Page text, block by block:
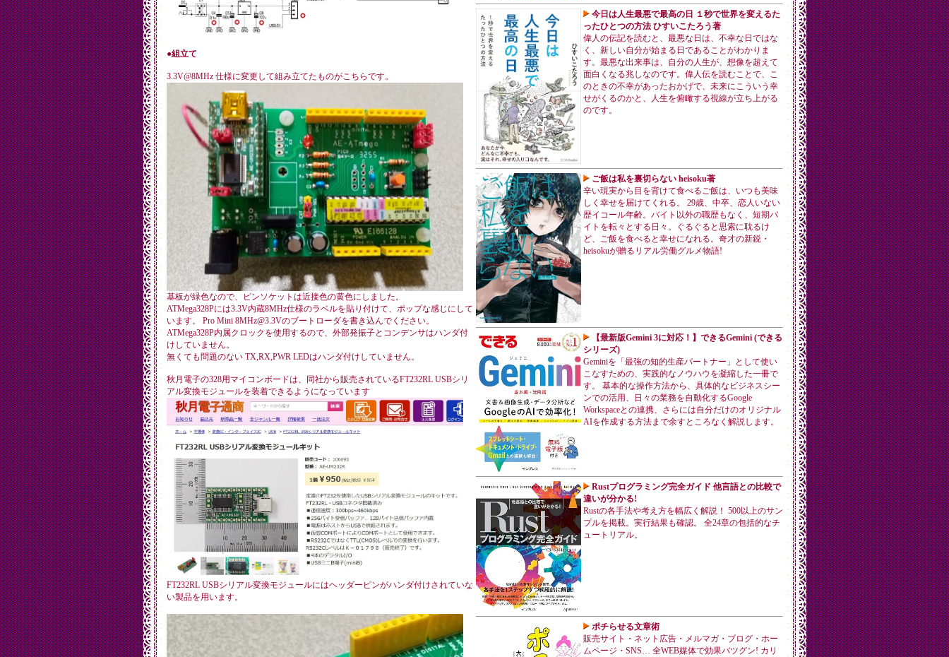
●組立て
3.3V@8MHz 仕様に変更して組み立てたものがこちらです。
基板が緑色なので、ピンソケットは近接色の黄色にしました。
ATMega328Pには3.3V内蔵8MHz仕様のラベルを貼り付けて、ポップな感じにして
います。 Pro Mini 8MHz@3.3Vのブートローダを書き込んでください。
ATMega328P内属クロックを使用するので、外部発振子とコンデンサはハンダ付
けしていません。
無くても問題のない TX,RX,PWR LEDはハンダ付けしていません。
秋月電子の328用マイコンボードは、同社から販売されているFT232RL USBシリ
アル変換モジュールを装着できるようになっています
FT232RL USBシリアル変換モジュールにはヘッダーピンがハンダ付けされていな
い製品を用います。
今日は人生最悪で最高の日 １秒で世界を変えるた
ったひとつの方法 ひすいこたろう著
偉人の伝記を読むと、最悪な日は、不幸な日ではな
く、新しい自分が始まる日であることがわかりま
す。最悪な出来事は、自分の人生が、想像を超えて
面白くなる兆しなのです。偉人伝を読むことで、こ
のときの不幸があったおかげで、未来にこういう幸
せがくるのかと、人生を俯瞰する視線が立ち上がる
のです。
ご飯は私を裏切らない heisoku著
辛い現実から目を背けて食べるご飯は、いつも美味
しく幸せを届けてくれる。 29歳、中卒、恋人いない
歴イコール年齢。バイト以外の職歴もなく、短期バ
イトを転々とする日々。ぐるぐると思索に耽るけ
ど、ご飯を食べると幸せになれる。奇才の新鋭・
heisokuが贈るリアル労働グルメ物語!
【最新版Gemini 3に対応！】できるGemini (できる
シリーズ)
Geminiを「最強の知的生産パートナー」として使い
こなすための、実践的なノウハウを凝縮した一冊で
す。 基本的な操作方法から、具体的なビジネスシー
ンでの活用、日々の業務を自動化するGoogle
Workspaceとの連携、さらには自分だけのオリジナル
AIを作成する方法まで余すところなく解説します。
Rustプログラミング完全ガイド 他言語との比較で
違いが分かる!
Rustの各手法や考え方を幅広く解説！ 500以上のサン
プルを掲載。実行結果も確認。 全24章の包括的なチ
ュートリアル。
ポチらせる文章術
販売サイト・ネット広告・メルマガ・ブログ・ホー
ムページ・SNS… 全WEB媒体で効果バツグン! カリ